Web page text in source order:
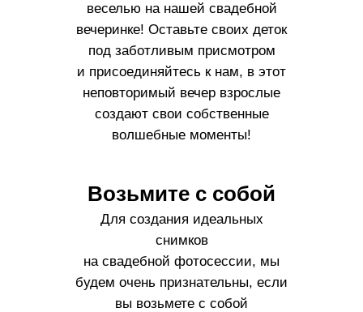
веселью на нашей свадебной
вечеринке! Оставьте своих деток
под заботливым присмотром
и присоединяйтесь к нам, в этот
неповторимый вечер взрослые
создают свои собственные
волшебные моменты!
Для создания идеальных
снимков
на свадебной фотосессии, мы
будем очень признательны, если
вы возьмете с собой
Возьмите с собой